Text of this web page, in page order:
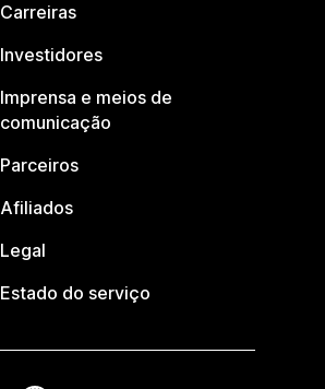
Carreiras
Investidores
Imprensa e meios de
comunicação
Parceiros
Afiliados
Legal
Estado do serviço